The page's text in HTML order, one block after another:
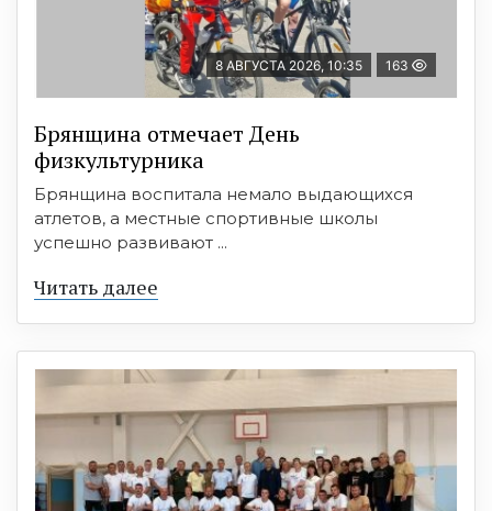
8 АВГУСТА 2026, 10:35 163
Брянщина отмечает День
физкультурника
Брянщина воспитала немало выдающихся
атлетов, а местные спортивные школы
успешно развивают ...
Читать далее